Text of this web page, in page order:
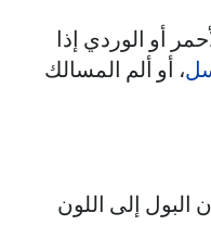
أو الوردي إذا
، أو ألم المسالك
إلى اللون